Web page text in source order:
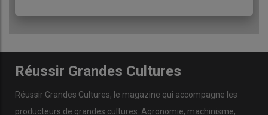
Réussir Grandes Cultures
Réussir Grandes Cultures, le magazine qui accompagne les
producteurs de grandes cultures Agronomie, machinisme,